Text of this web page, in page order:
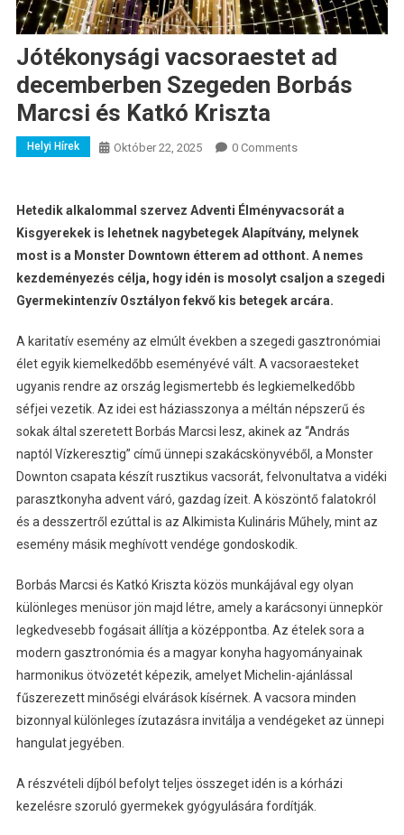
Jótékonysági vacsoraestet ad
decemberben Szegeden Borbás
Marcsi és Katkó Kriszta
Helyi Hírek Október 22, 2025 0 Comments
Hetedik alkalommal szervez Adventi Élményvacsorát a
Kisgyerekek is lehetnek nagybetegek Alapítvány, melynek
most is a Monster Downtown étterem ad otthont. A nemes
kezdeményezés célja, hogy idén is mosolyt csaljon a szegedi
Gyermekintenzív Osztályon fekvő kis betegek arcára.
A karitatív esemény az elmúlt években a szegedi gasztronómiai
élet egyik kiemelkedőbb eseményévé vált. A vacsoraesteket
ugyanis rendre az ország legismertebb és legkiemelkedőbb
séfjei vezetik. Az idei est háziasszonya a méltán népszerű és
sokak által szeretett Borbás Marcsi lesz, akinek az “András
naptól Vízkeresztig” című ünnepi szakácskönyvéből, a Monster
Downton csapata készít rusztikus vacsorát, felvonultatva a vidéki
parasztkonyha advent váró, gazdag ízeit. A köszöntő falatokról
és a desszertről ezúttal is az Alkimista Kulináris Műhely, mint az
esemény másik meghívott vendége gondoskodik.
Borbás Marcsi és Katkó Kriszta közös munkájával egy olyan
különleges menüsor jön majd létre, amely a karácsonyi ünnepkör
legkedvesebb fogásait állítja a középpontba. Az ételek sora a
modern gasztronómia és a magyar konyha hagyományainak
harmonikus ötvözetét képezik, amelyet Michelin-ajánlással
fűszerezett minőségi elvárások kísérnek. A vacsora minden
bizonnyal különleges ízutazásra invitálja a vendégeket az ünnepi
hangulat jegyében.
A részvételi díjból befolyt teljes összeget idén is a kórházi
kezelésre szoruló gyermekek gyógyulására fordítják.